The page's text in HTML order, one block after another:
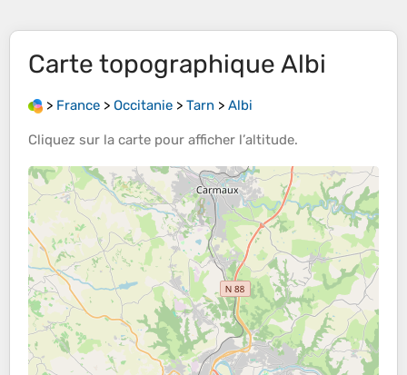
Carte topographique Albi
> France > Occitanie > Tarn > Albi
Cliquez sur la carte pour afficher l’altitude.